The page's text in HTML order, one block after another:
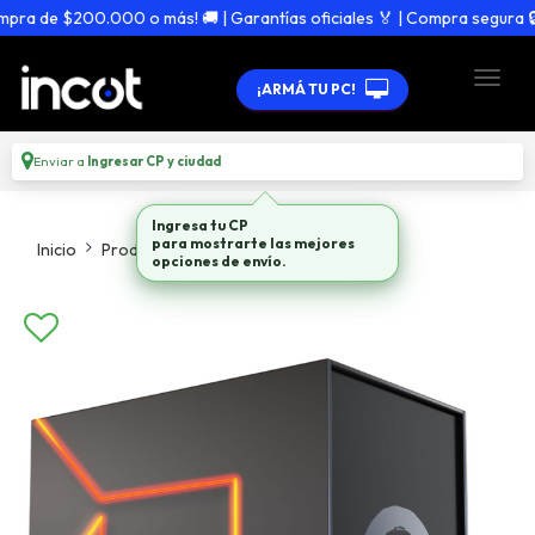
de $200.000 o más! 🚚 | Garantías oficiales 🏅 | Compra segura 🔒
¡ARMÁ TU PC!
Enviar a Ingresar CP y ciudad
Inicio Productos Procesadores
Ingresa tu CP
para mostrarte las mejores
opciones de envío.